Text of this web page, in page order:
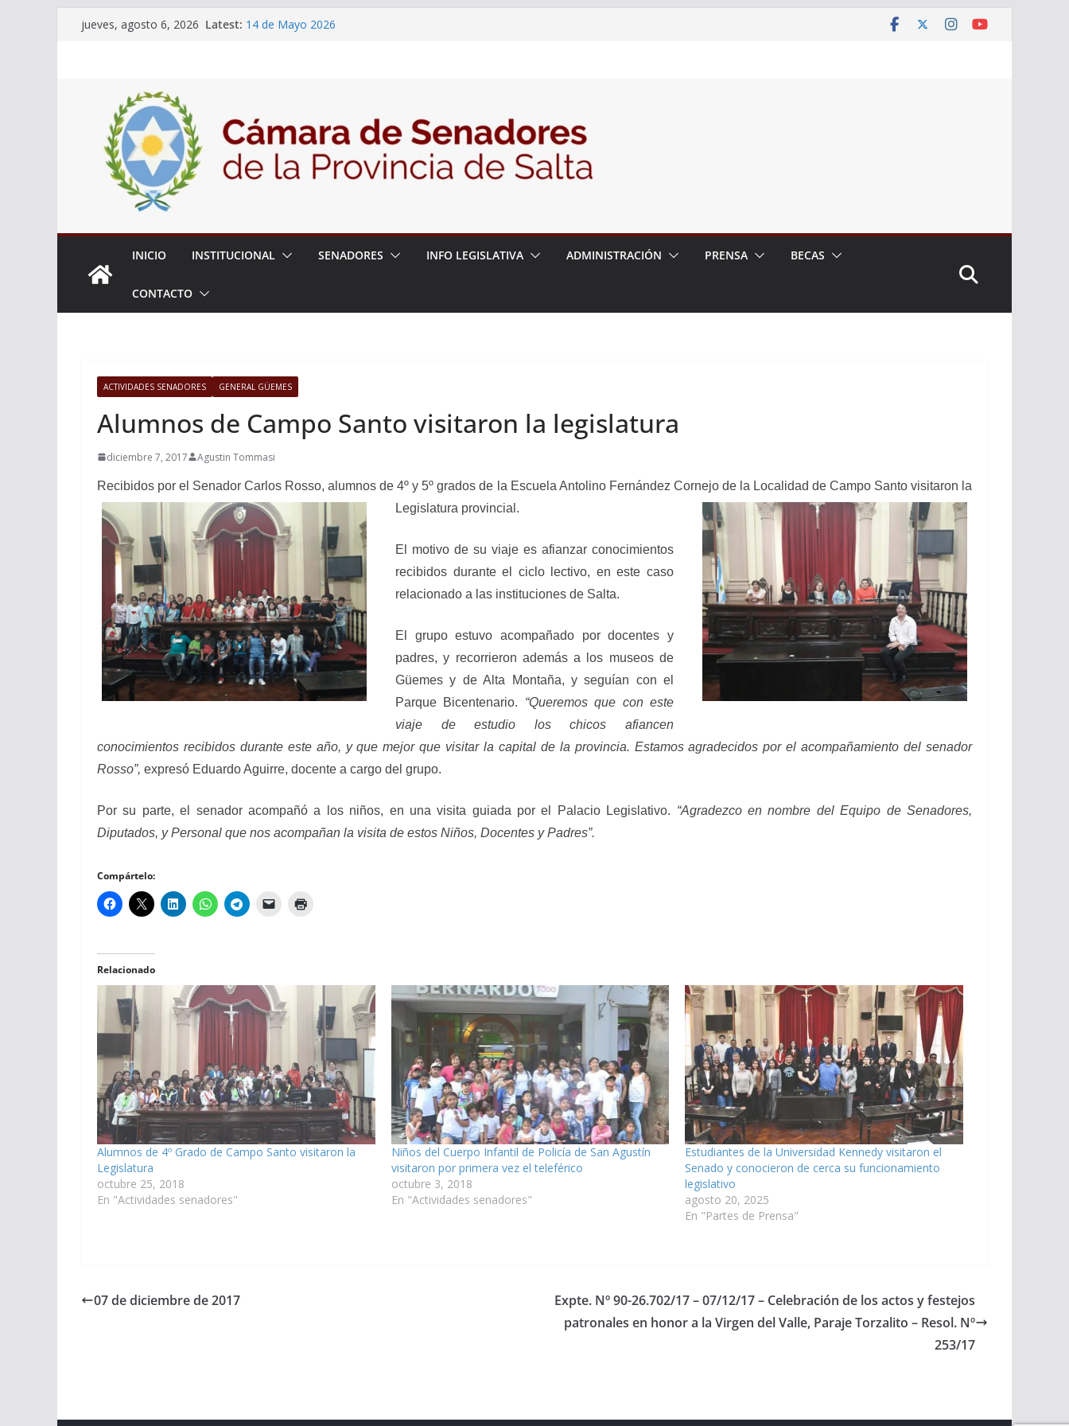
jueves, agosto 6, 2026 Latest: 14 de Mayo 2026
Adjudicacion Simple N° 27/26
INICIO INSTITUCIONAL SENADORES INFO LEGISLATIVA ADMINISTRACIÓN PRENSA BECAS
CONTACTO
ACTIVIDADES SENADORES GENERAL GÜEMES
Alumnos de Campo Santo visitaron la legislatura
diciembre 7, 2017 Agustin Tommasi
Recibidos por el Senador Carlos Rosso, alumnos de 4º y 5º grados de la Escuela Antolino Fernández Cornejo de la Localidad de Campo Santo visitaron la
Legislatura provincial.
El motivo de su viaje es afianzar conocimientos
recibidos durante el ciclo lectivo, en este caso
relacionado a las instituciones de Salta.
El grupo estuvo acompañado por docentes y
padres, y recorrieron además a los museos de
Güemes y de Alta Montaña, y seguían con el
Parque Bicentenario. “Queremos que con este
viaje de estudio los chicos afiancen
conocimientos recibidos durante este año, y que mejor que visitar la capital de la provincia. Estamos agradecidos por el acompañamiento del senador
Rosso”, expresó Eduardo Aguirre, docente a cargo del grupo.
Por su parte, el senador acompañó a los niños, en una visita guiada por el Palacio Legislativo. “Agradezco en nombre del Equipo de Senadores,
Diputados, y Personal que nos acompañan la visita de estos Niños, Docentes y Padres”.
Compártelo:
Relacionado
Alumnos de 4º Grado de Campo Santo visitaron la
Legislatura
octubre 25, 2018
En "Actividades senadores"
Niños del Cuerpo Infantil de Policía de San Agustín
visitaron por primera vez el teleférico
octubre 3, 2018
En "Actividades senadores"
Estudiantes de la Universidad Kennedy visitaron el
Senado y conocieron de cerca su funcionamiento
legislativo
agosto 20, 2025
En "Partes de Prensa"
07 de diciembre de 2017
Expte. Nº 90-26.702/17 – 07/12/17 – Celebración de los actos y festejos
patronales en honor a la Virgen del Valle, Paraje Torzalito – Resol. Nº
253/17